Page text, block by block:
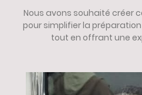
Nous avons souhaité créer
pour simplifier la préparation
tout en offrant une